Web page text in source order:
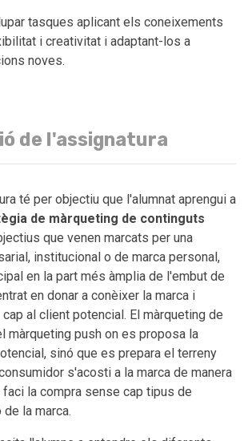
tasques aplicant els coneixements
i creativitat i adaptant-los a
noves.
de l'assignatura
té per objectiu que l'alumnat aprengui a
de màrqueting de continguts
que venen marcats per una
institucional o de marca personal,
en la part més àmplia de l'embut de
en donar a conèixer la marca i
al client potencial. El màrqueting de
màrqueting push on es proposa la
sinó que es prepara el terreny
s'acosti a la marca de manera
la compra sense cap tipus de
la marca.